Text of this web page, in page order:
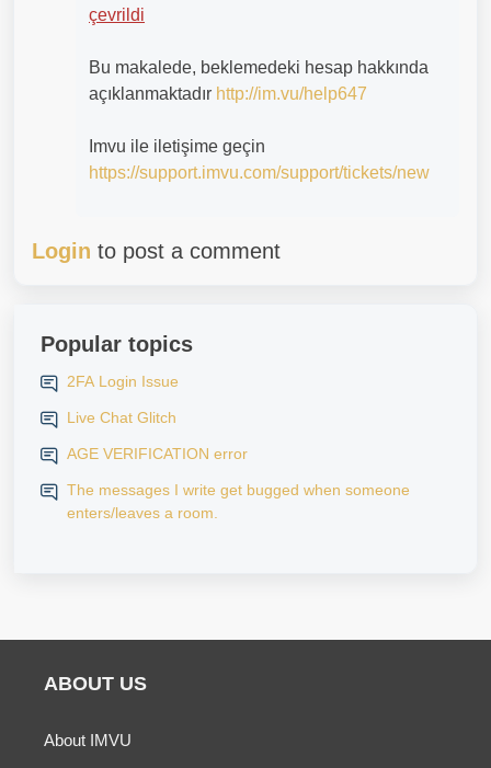
çevrildi
Bu makalede, beklemedeki hesap hakkında
açıklanmaktadır http://im.vu/help647
Imvu ile iletişime geçin
https://support.imvu.com/support/tickets/new
Login to post a comment
Popular topics
2FA Login Issue
Live Chat Glitch
AGE VERIFICATION error
The messages I write get bugged when someone
enters/leaves a room.
ABOUT US
About IMVU